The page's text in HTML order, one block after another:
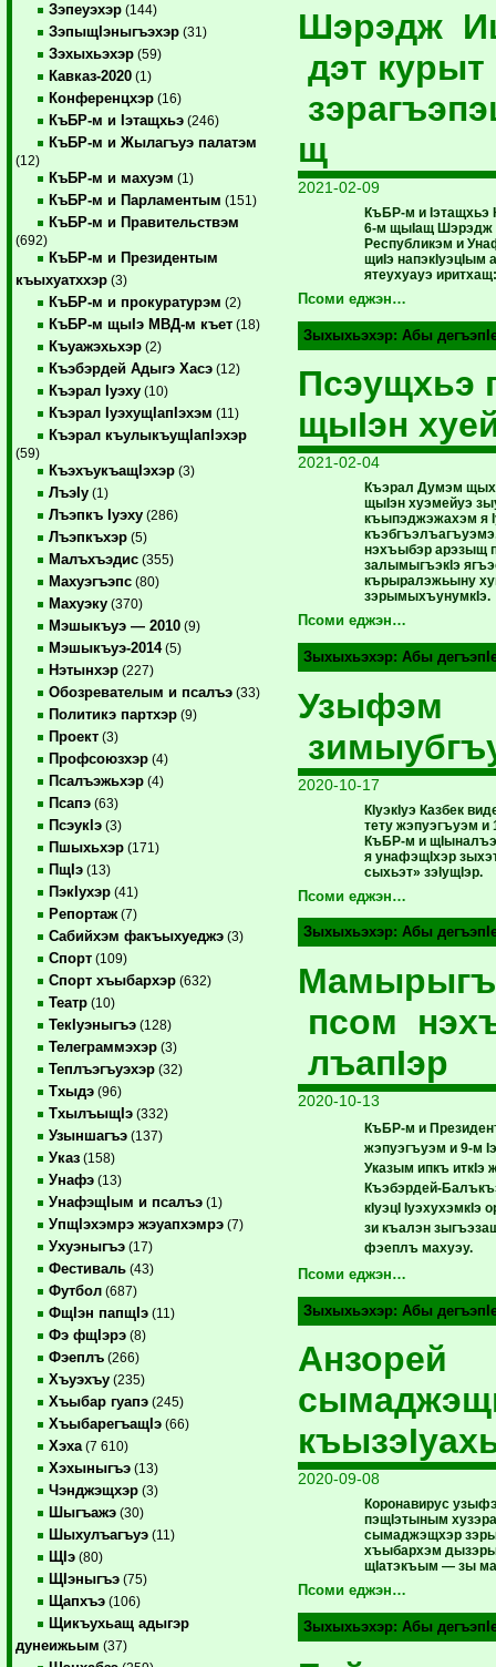
Зэпеуэхэр (144)
ЗэпыщIэныгъэхэр (31)
Зэхыхьэхэр (59)
Кавказ-2020 (1)
Конференцхэр (16)
КъБР-м и Iэтащхьэ (246)
КъБР-м и Жылагъуэ палатэм
(12)
КъБР-м и махуэм (1)
КъБР-м и Парламентым (151)
КъБР-м и Правительствэм
(692)
КъБР-м и Президентым
къыхуатххэр (3)
КъБР-м и прокуратурэм (2)
КъБР-м щыIэ МВД-м къет (18)
Къуажэхьхэр (2)
Къэбэрдей Адыгэ Хасэ (12)
Къэрал Iуэху (10)
Къэрал IуэхущIапIэхэм (11)
Къэрал къулыкъущIапIэхэр
(59)
КъэхъукъащIэхэр (3)
ЛъэIу (1)
Лъэпкъ Iуэху (286)
Лъэпкъхэр (5)
Малъхъэдис (355)
Махуэгъэпс (80)
Махуэку (370)
Мэшыкъуэ — 2010 (9)
Мэшыкъуэ-2014(5)
Нэтынхэр (227)
Обозревателым и псалъэ (33)
Политикэ партхэр (9)
Проект (3)
Профсоюзхэр (4)
Псалъэжьхэр (4)
Псапэ (63)
ПсэукIэ (3)
Пшыхьхэр (171)
ПщIэ (13)
ПэкIухэр (41)
Репортаж (7)
Сабийхэм факъыхуеджэ (3)
Спорт (109)
Спорт хъыбархэр (632)
Театр (10)
ТекIуэныгъэ (128)
Телеграммэхэр (3)
Теплъэгъуэхэр (32)
Тхыдэ (96)
ТхылъыщIэ (332)
Узыншагъэ (137)
Указ (158)
Унафэ (13)
УнафэщIым и псалъэ (1)
УпщIэхэмрэ жэуапхэмрэ (7)
Ухуэныгъэ (17)
Фестиваль (43)
Футбол (687)
ФщIэн папщIэ (11)
Фэ фщIэрэ (8)
Фэеплъ (266)
Хъуэхъу (235)
Хъыбар гуапэ (245)
ХъыбарегъащIэ (66)
Хэха (7 610)
Хэхыныгъэ (13)
Чэнджэщхэр (3)
Шыгъажэ (30)
Шыхулъагъуэ (11)
ЩIэ (80)
ЩIэныгъэ (75)
Щапхъэ (106)
Щикъухьащ адыгэр
дунеижьым (37)
Шэрэдж
дэт
щ
2021-02-09
КъБР-м и Iэтащхьэ
6-м щыIащ Шэрэдж
Республикэм и
щиIэ напэкIуэцIым
ятеухуауэ иритхащ:
Псоми еджэн…
Зыхыхьэхэр: Абы
Псэущхьэ
щыIэн
2021-02-04
Къэрал Думэм
щыIэн хуэмейуэ
къыпэджэжахэм я
нэхъыбэр арэзыщ
залымыгъэкIэ
кърыралэжьыну
зэрымыхъунумкIэ.
Псоми еджэн…
Зыхыхьэхэр: Абы
Узыфэм
2020-10-17
КIуэкIуэ Казбек
тету жэпуэгъуэм и
КъБР-м и
я унафэщIхэр
сыхьэт» зэIущIэр.
Псоми еджэн…
Зыхыхьэхэр: Абы
псом
лъапIэр
2020-10-13
КъБР-м и
жэпуэгъуэм и 9-м
Указым ипкъ иткIэ
Къэбэрдей-
кIуэцI IуэхухэмкIэ
зи къалэн
фэеплъ махуэу.
Псоми еджэн…
Зыхыхьэхэр: Абы
Анзорей
2020-09-08
Коронавирус
пэщIэтыным
сымаджэщхэр
хъыбархэм
щIатэкъым — зы
Псоми еджэн…
Зыхыхьэхэр: Абы